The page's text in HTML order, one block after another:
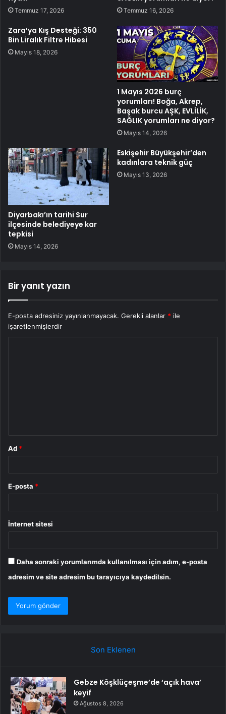
Temmuz 17, 2026 Temmuz 16, 2026
Zara’ya Kış Desteği: 350
Bin Liralık Filtre Hibesi
Mayıs 18, 2026
1 Mayıs 2026 burç
yorumları! Boğa, Akrep,
Başak burcu AŞK, EVLİLİK,
SAĞLIK yorumları ne diyor?
Mayıs 14, 2026
Diyarbakı’ın tarihi Sur
ilçesinde belediyeye kar
tepkisi
Mayıs 14, 2026
Eskişehir Büyükşehir’den
kadınlara teknik güç
Mayıs 13, 2026
Bir yanıt yazın
E-posta adresiniz yayınlanmayacak. Gerekli alanlar * ile
işaretlenmişlerdir
Ad *
E-posta *
İnternet sitesi
Daha sonraki yorumlarımda kullanılması için adım, e-posta
adresim ve site adresim bu tarayıcıya kaydedilsin.
Son Eklenen
Gebze Köşklüçeşme’de ‘açık hava’
keyif
Ağustos 8, 2026